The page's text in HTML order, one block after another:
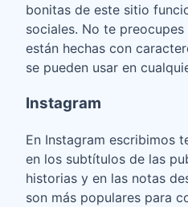
bonitas de este sitio
sociales. No te
están hechas con
se pueden usar en
Instagram
En Instagram escribimos
en los subtítulos de las
historias y en las notas
son más populares para